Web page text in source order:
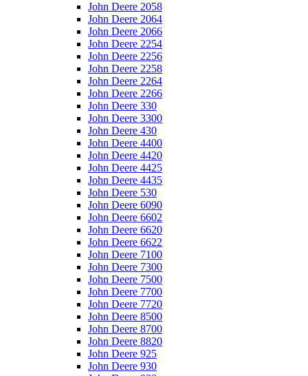
John Deere 2058
John Deere 2064
John Deere 2066
John Deere 2254
John Deere 2256
John Deere 2258
John Deere 2264
John Deere 2266
John Deere 330
John Deere 3300
John Deere 430
John Deere 4400
John Deere 4420
John Deere 4425
John Deere 4435
John Deere 530
John Deere 6090
John Deere 6602
John Deere 6620
John Deere 6622
John Deere 7100
John Deere 7300
John Deere 7500
John Deere 7700
John Deere 7720
John Deere 8500
John Deere 8700
John Deere 8820
John Deere 925
John Deere 930